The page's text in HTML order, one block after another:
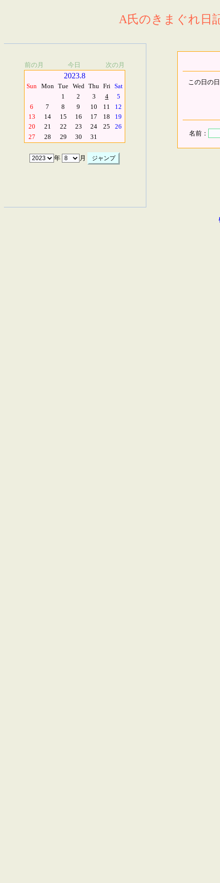
A氏のきまぐれ日
前の月 今日 次の月
2023.8
Sun Mon Tue Wed Thu Fri Sat
1
2 3 4
5
6
7 8 9 10 11
12
13
14 15 16 17 18
19
20
21 22 23 24 25
26
27
28 29 30 31
年 月
この日の
名前：